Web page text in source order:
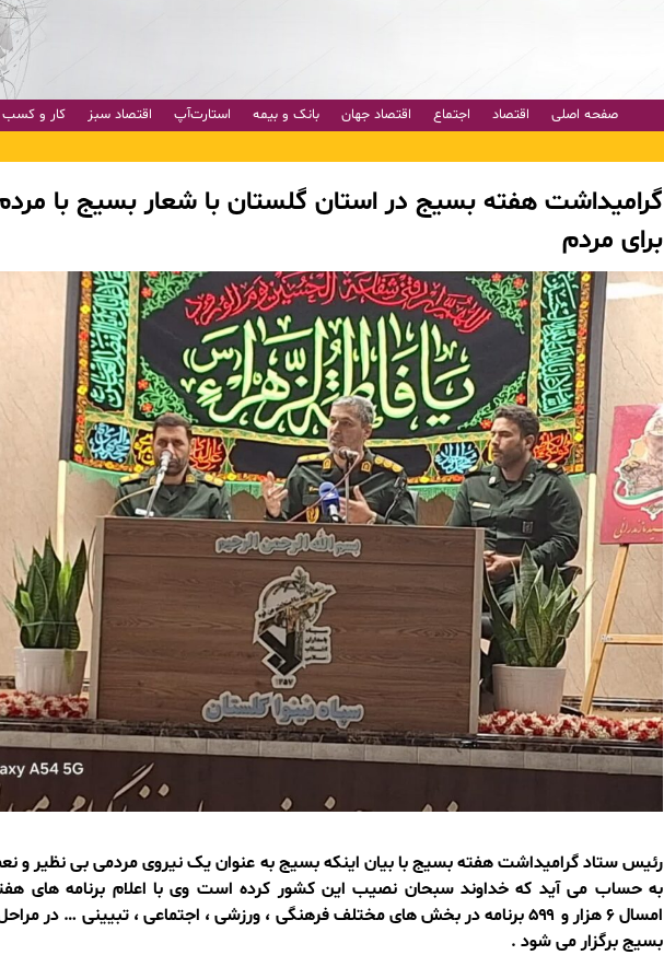
صفحه اصلی اقتصاد اجتماع اقتصاد جهان بانک و بیمه استارت‌آپ اقتصاد سبز کار و کسب
گرامیداشت هفته بسیج در استان گلستان با شعار بسیج با
برای مردم
رئیس ستاد گرامیداشت هفته بسیج با بیان اینکه بسیج به عنوان یک نیروی مردمی بی نظیر و
به حساب می آید که خداوند سبحان نصیب این کشور کرده است وی با اعلام برنامه های
امسال ۶ هزار و ۵۹۹ برنامه در بخش های مختلف فرهنگی ، ورزشی ، اجتماعی ، تبیینی … در
بسیج برگزار می شود .